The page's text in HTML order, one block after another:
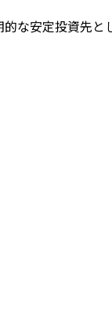
安定投資先と